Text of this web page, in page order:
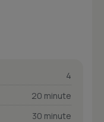
4
20 minute
30 minute